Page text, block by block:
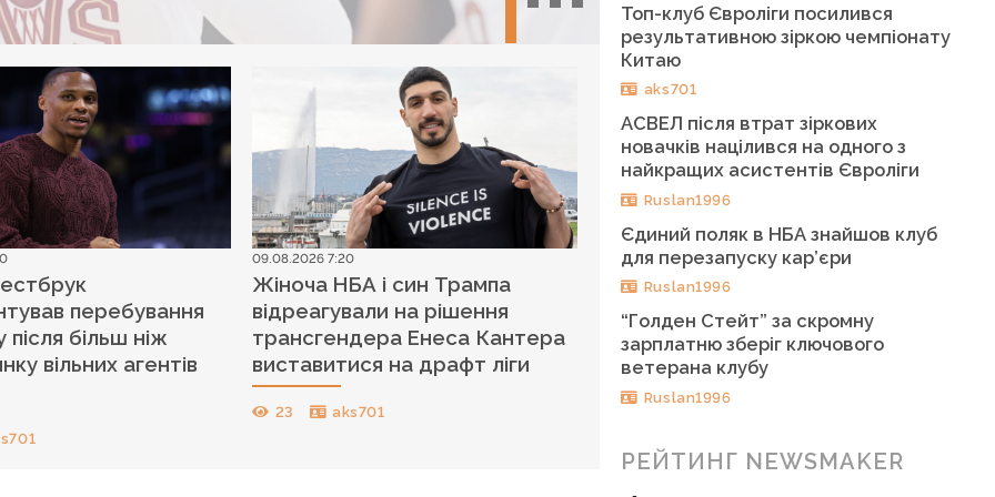
перебування
після більш ніж
вільних агентів
09.08.2026 7:20
Жіноча НБА і син Трампа
відреагували на рішення
трансгендера Енеса Кантера
виставитися на драфт ліги
23 aks701
Топ-клуб Євроліги посилився
результативною зіркою чемпіонату
Китаю
aks701
АСВЕЛ після втрат зіркових
новачків націлився на одного з
найкращих асистентів Євроліги
Ruslan1996
Єдиний поляк в НБА знайшов клуб
для перезапуску кар’єри
Ruslan1996
“Голден Стейт” за скромну
зарплатню зберіг ключового
ветерана клубу
Ruslan1996
РЕЙТИНГ NEWSMAKER